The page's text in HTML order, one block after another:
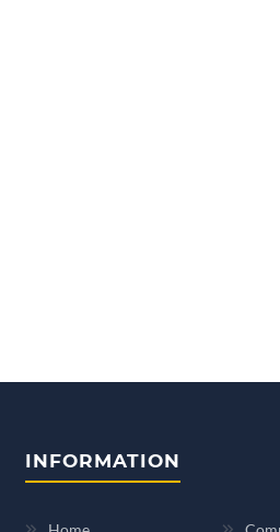
INFORMATION